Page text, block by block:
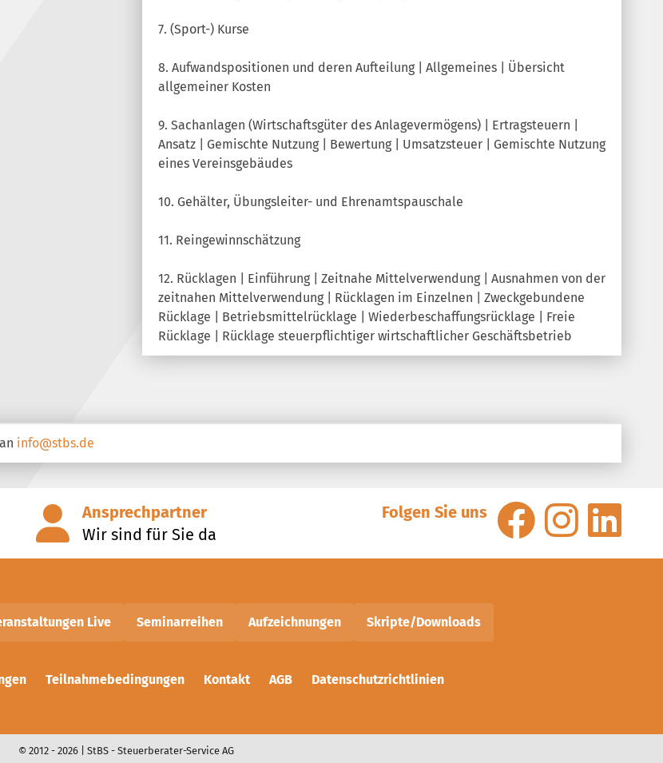
7. (Sport-) Kurse
8. Aufwandspositionen und deren Aufteilung | Allgemeines | Übersicht
allgemeiner Kosten
9. Sachanlagen (Wirtschaftsgüter des Anlagevermögens) | Ertragsteuern |
Ansatz | Gemischte Nutzung | Bewertung | Umsatzsteuer | Gemischte Nutzung
eines Vereinsgebäudes
10. Gehälter, Übungsleiter- und Ehrenamtspauschale
11. Reingewinnschätzung
12. Rücklagen | Einführung | Zeitnahe Mittelverwendung | Ausnahmen von der
zeitnahen Mittelverwendung | Rücklagen im Einzelnen | Zweckgebundene
Rücklage | Betriebsmittelrücklage | Wiederbeschaffungsrücklage | Freie
Rücklage | Rücklage steuerpflichtiger wirtschaftlicher Geschäftsbetrieb
info@stbs.de
Ansprechpartner
Wir sind für Sie da
Folgen Sie uns
Live Seminarreihen Aufzeichnungen Skripte/Downloads
Teilnahmebedingungen Kontakt AGB Datenschutzrichtlinien
© 2012 - 2026 | StBS - Steuerberater-Service AG